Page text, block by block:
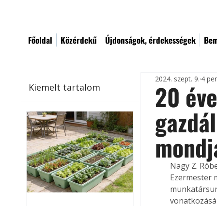
Főoldal Közérdekű Újdonságok, érdekességek
Kiemelt tartalom 20
2024. szept. 9. 4
Nagy Z.
Ezermester